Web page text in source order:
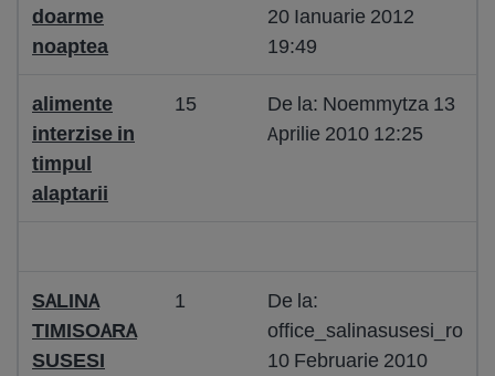
doarme
noaptea
20 Ianuarie 2012
19:49
alimente
interzise in
timpul
alaptarii
15
De la: Noemmytza 13
Aprilie 2010 12:25
SALINA
TIMISOARA
SUSESI
1
De la:
office_salinasusesi_ro
10 Februarie 2010